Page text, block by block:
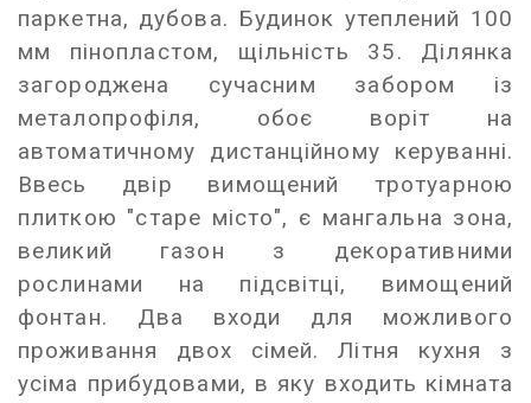
паркетна, дубова. Будинок утеплений 100
мм пінопластом, щільність 35. Ділянка
загороджена сучасним забором із
металопрофіля, обоє воріт на
автоматичному дистанційному керуванні.
Ввесь двір вимощений тротуарною
плиткою "старе місто", є мангальна зона,
великий газон з декоративними
рослинами на підсвітці, вимощений
фонтан. Два входи для можливого
проживання двох сімей. Літня кухня з
усіма прибудовами, в яку входить кімната